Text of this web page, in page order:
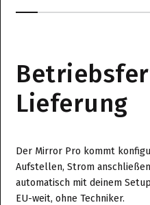
Lieferung
Der Mirror Pro kommt
Aufstellen, Strom
automatisch mit deinem
EU-weit, ohne Techniker.